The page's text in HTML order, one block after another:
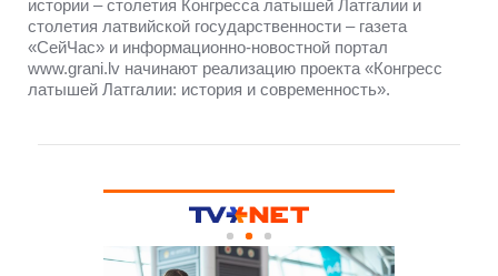
истории – столетия Конгресса латышей Латгалии и
столетия латвийской государственности – газета
«СейЧас» и информационно-новостной портал
www.grani.lv начинают реализацию проекта «Конгресс
латышей Латгалии: история и современность».